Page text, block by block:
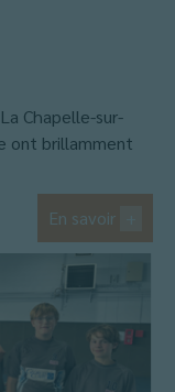
Chapelle-sur-
ont brillamment
En savoir